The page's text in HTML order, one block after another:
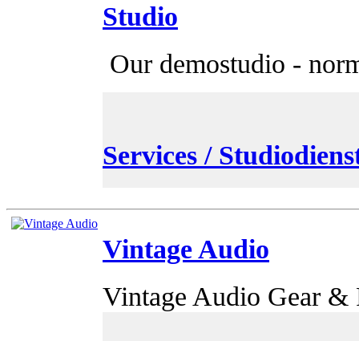
Studio
Our demostudio -
Services /
Vintage Audio
Vintage Audio Gear &